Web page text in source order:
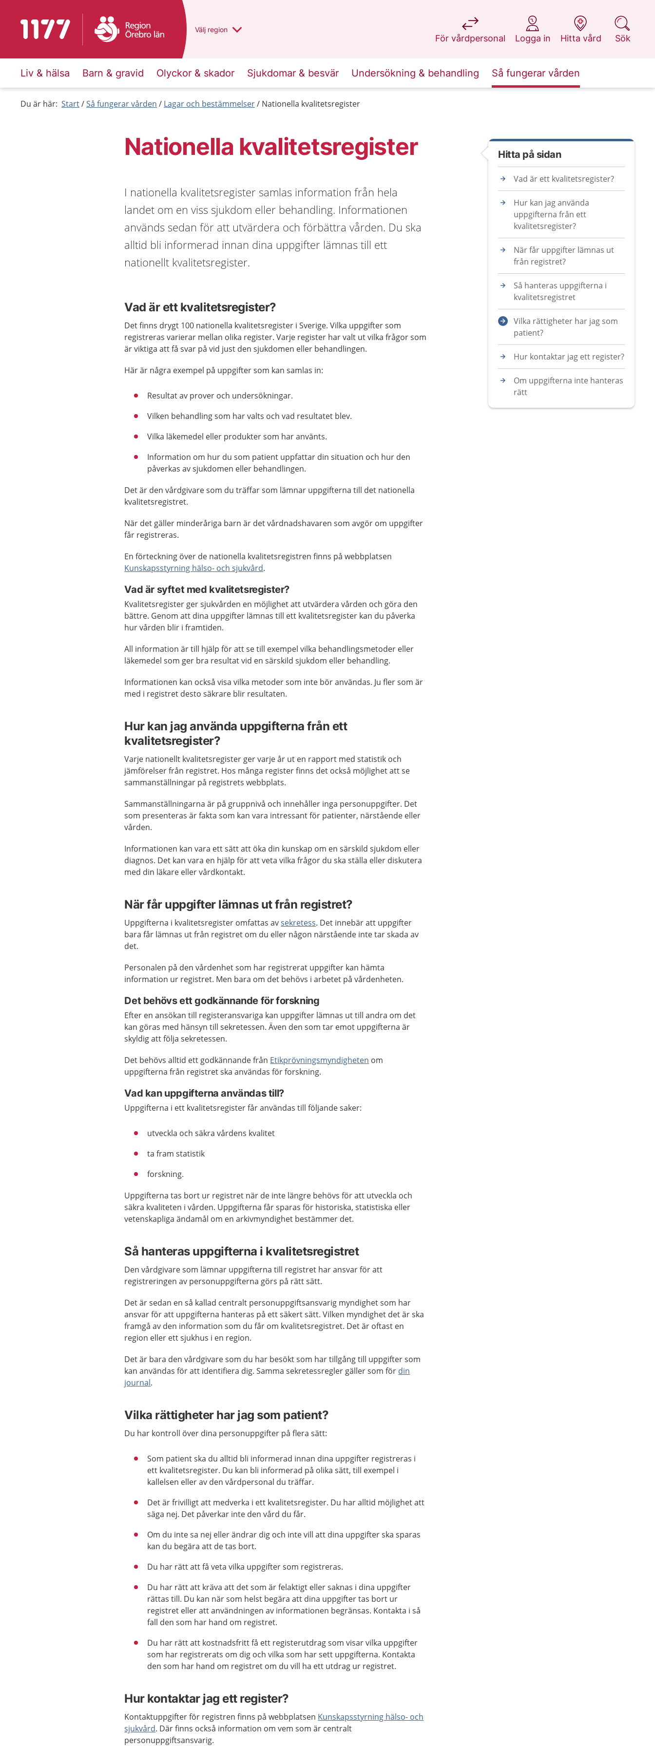
Till startsidan för 1177 Du har valt region
Välj en annan
region
För vårdpersonal
på 1177.se
Logga in
på 1177.se
Hitta vård
på 1177.se
Sök
på 1177.se
Liv & hälsa Barn & gravid Olyckor & skador Sjukdomar & besvär Undersökning & behandling Så fungerar vården
Du är här: Start Så fungerar vården Lagar och bestämmelser Nationella kvalitetsregister
Nationella kvalitetsregister
I nationella kvalitetsregister samlas information från hela
landet om en viss sjukdom eller behandling. Informationen
används sedan för att utvärdera och förbättra vården. Du ska
alltid bli informerad innan dina uppgifter lämnas till ett
nationellt kvalitetsregister.
Vad är ett kvalitetsregister?
Det finns drygt 100 nationella kvalitetsregister i Sverige. Vilka uppgifter som
registreras varierar mellan olika register. Varje register har valt ut vilka frågor som
är viktiga att få svar på vid just den sjukdomen eller behandlingen.
Här är några exempel på uppgifter som kan samlas in:
Resultat av prover och undersökningar.
Vilken behandling som har valts och vad resultatet blev.
Vilka läkemedel eller produkter som har använts.
Information om hur du som patient uppfattar din situation och hur den
påverkas av sjukdomen eller behandlingen.
Det är den vårdgivare som du träffar som lämnar uppgifterna till det nationella
kvalitetsregistret.
När det gäller minderåriga barn är det vårdnadshavaren som avgör om uppgifter
får registreras.
En förteckning över de nationella kvalitetsregistren finns på webbplatsen
Kunskapsstyrning hälso- och sjukvård.
Vad är syftet med kvalitetsregister?
Kvalitetsregister ger sjukvården en möjlighet att utvärdera vården och göra den
bättre. Genom att dina uppgifter lämnas till ett kvalitetsregister kan du påverka
hur vården blir i framtiden.
All information är till hjälp för att se till exempel vilka behandlingsmetoder eller
läkemedel som ger bra resultat vid en särskild sjukdom eller behandling.
Informationen kan också visa vilka metoder som inte bör användas. Ju fler som är
med i registret desto säkrare blir resultaten.
Hur kan jag använda uppgifterna från ett
kvalitetsregister?
Varje nationellt kvalitetsregister ger varje år ut en rapport med statistik och
jämförelser från registret. Hos många register finns det också möjlighet att se
sammanställningar på registrets webbplats.
Sammanställningarna är på gruppnivå och innehåller inga personuppgifter. Det
som presenteras är fakta som kan vara intressant för patienter, närstående eller
vården.
Informationen kan vara ett sätt att öka din kunskap om en särskild sjukdom eller
diagnos. Det kan vara en hjälp för att veta vilka frågor du ska ställa eller diskutera
med din läkare eller vårdkontakt.
När får uppgifter lämnas ut från registret?
Uppgifterna i kvalitetsregister omfattas avsekretess. Det innebär att uppgifter
bara får lämnas ut från registret om du eller någon närstående inte tar skada av
det.
Personalen på den vårdenhet som har registrerat uppgifter kan hämta
information ur registret. Men bara om det behövs i arbetet på vårdenheten.
Det behövs ett godkännande för forskning
Efter en ansökan till registeransvariga kan uppgifter lämnas ut till andra om det
kan göras med hänsyn till sekretessen. Även den som tar emot uppgifterna är
skyldig att följa sekretessen.
Det behövs alltid ett godkännande från Etikprövningsmyndigheten om
uppgifterna från registret ska användas för forskning.
Vad kan uppgifterna användas till?
Uppgifterna i ett kvalitetsregister får användas till följande saker:
utveckla och säkra vårdens kvalitet
ta fram statistik
forskning.
Uppgifterna tas bort ur registret när de inte längre behövs för att utveckla och
säkra kvaliteten i vården. Uppgifterna får sparas för historiska, statistiska eller
vetenskapliga ändamål om en arkivmyndighet bestämmer det.
Så hanteras uppgifterna i kvalitetsregistret
Den vårdgivare som lämnar uppgifterna till registret har ansvar för att
registreringen av personuppgifterna görs på rätt sätt.
Det är sedan en så kallad centralt personuppgiftsansvarig myndighet som har
ansvar för att uppgifterna hanteras på ett säkert sätt. Vilken myndighet det är ska
framgå av den information som du får om kvalitetsregistret. Det är oftast en
region eller ett sjukhus i en region.
Det är bara den vårdgivare som du har besökt som har tillgång till uppgifter som
kan användas för att identifiera dig. Samma sekretessregler gäller som för din
journal.
Vilka rättigheter har jag som patient?
Du har kontroll över dina personuppgifter på flera sätt:
Som patient ska du alltid bli informerad innan dina uppgifter registreras i
ett kvalitetsregister. Du kan bli informerad på olika sätt, till exempel i
kallelsen eller av den vårdpersonal du träffar.
Det är frivilligt att medverka i ett kvalitetsregister. Du har alltid möjlighet att
säga nej. Det påverkar inte den vård du får.
Om du inte sa nej eller ändrar dig och inte vill att dina uppgifter ska sparas
kan du begära att de tas bort.
Du har rätt att få veta vilka uppgifter som registreras.
Du har rätt att kräva att det som är felaktigt eller saknas i dina uppgifter
rättas till. Du kan när som helst begära att dina uppgifter tas bort ur
registret eller att användningen av informationen begränsas. Kontakta i så
fall den som har hand om registret.
Du har rätt att kostnadsfritt få ett registerutdrag som visar vilka uppgifter
som har registrerats om dig och vilka som har sett uppgifterna. Kontakta
den som har hand om registret om du vill ha ett utdrag ur registret.
Hur kontaktar jag ett register?
Kontaktuppgifter för registren finns på webbplatsen Kunskapsstyrning hälso- och
sjukvård. Där finns också information om vem som är centralt
personuppgiftsansvarig.
Hitta på sidan
Vad är ett kvalitetsregister?
Hur kan jag använda
uppgifterna från ett
kvalitetsregister?
När får uppgifter lämnas ut
från registret?
Så hanteras uppgifterna i
kvalitetsregistret
Vilka rättigheter har jag som
patient?
Hur kontaktar jag ett register?
Om uppgifterna inte hanteras
rätt